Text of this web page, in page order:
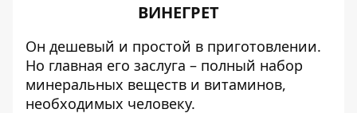
ВИНЕГРЕТ
Он дешевый и простой в приготовлении.
Но главная его заслуга – полный набор
минеральных веществ и витаминов,
необходимых человеку.